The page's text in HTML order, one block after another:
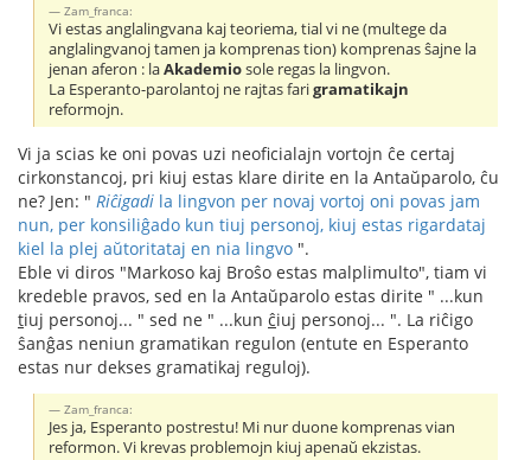
Zam_franca:
Vi estas anglalingvana kaj teoriema, tial vi ne (multege da
anglalingvanoj tamen ja komprenas tion) komprenas ŝajne la
jenan aferon : laAkademiosole regas la lingvon.
La Esperanto-parolantoj ne rajtas farigramatikajn
reformojn.
Vi ja scias ke oni povas uzi neoficialajn vortojn ĉe certaj
cirkonstancoj, pri kiuj estas klare dirite en la Antaŭparolo, ĉu
ne? Jen: " Riĉigadi la lingvon per novaj vortoj oni povas jam
nun, per konsiliĝado kun tiuj personoj, kiuj estas rigardataj
kiel la plej aŭtoritataj en nia lingvo ".
Eble vi diros "Markoso kaj Broŝo estas malplimulto", tiam vi
kredeble pravos, sed en la Antaŭparolo estas dirite " ...kun
tiuj personoj... " sed ne " ...kun ĉiuj personoj... ". La riĉigo
ŝanĝas neniun gramatikan regulon (entute en Esperanto
estas nur dekses gramatikaj reguloj).
Zam_franca:
Jes ja, Esperanto postrestu! Mi nur duone komprenas vian
reformon. Vi krevas problemojn kiuj apenaŭ ekzistas.